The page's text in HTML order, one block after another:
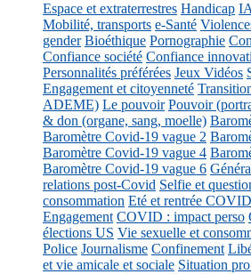
Espace et extraterrestres Handicap
Mobilité, transports e-Santé
gender Bioéthique Pornographie
Confiance société Confiance
Personnalités préférées Jeux Vidéos
Engagement et citoyenneté
ADEME) Le pouvoir Pouvoir
& don (organe, sang, moelle)
Baromètre Covid-19 vague 2
Baromètre Covid-19 vague 4
Baromètre Covid-19 vague 6
relations post-Covid Selfie et
consommation Eté et rentrée COVID
Engagement COVID : impact perso
élections US Vie sexuelle et
Police Journalisme Confinement
et vie amicale et sociale Situation